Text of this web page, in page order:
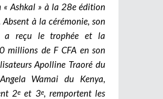
« Ashkal » à la 28e édition
Absent à la cérémonie, son
a reçu le trophée et la
millions de F CFA en son
Apolline Traoré du
Wamai du Kenya,
2e et 3e, remportent les